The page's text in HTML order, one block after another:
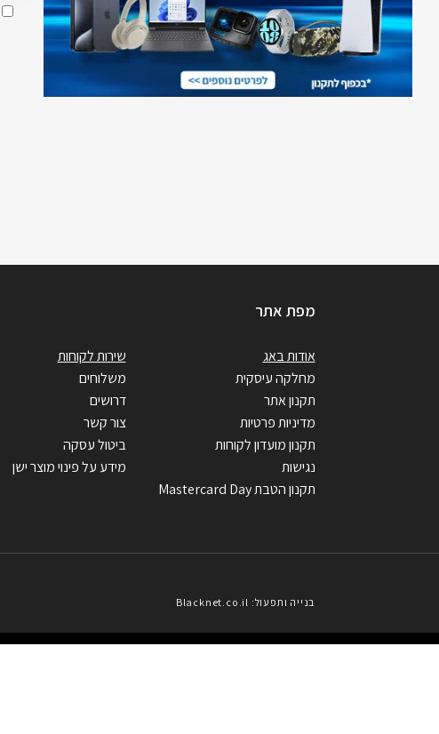
מפת אתר
אודות באג
מחלקה עיסקית
תקנון אתר
מדיניות פרטיות
תקנון מועדון לקוחות
נגישות
תקנון הטבת Mastercard Day
שירות לקוחות
משלוחים
דרושים
צור קשר
ביטול עסקה
מידע על פינוי מוצר ישן
בנייה ותפעול: Blacknet.co.il